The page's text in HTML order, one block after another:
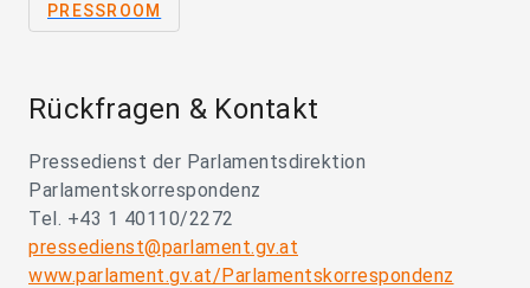
PRESSROOM
Rückfragen & Kontakt
Pressedienst der Parlamentsdirektion
Parlamentskorrespondenz
Tel. +43 1 40110/2272
pressedienst@parlament.gv.at
www.parlament.gv.at/Parlamentskorrespondenz